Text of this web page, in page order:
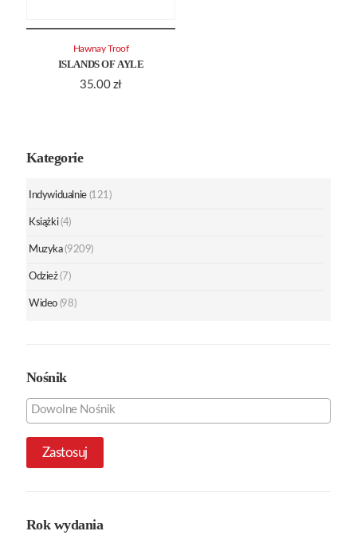
ISLANDS OF AYLE
35.00 zł
Hawnay Troof
Kategorie
Indywidualnie (121)
Książki (4)
Muzyka (9209)
Odzież (7)
Wideo (98)
Nośnik
Zastosuj
Rok wydania